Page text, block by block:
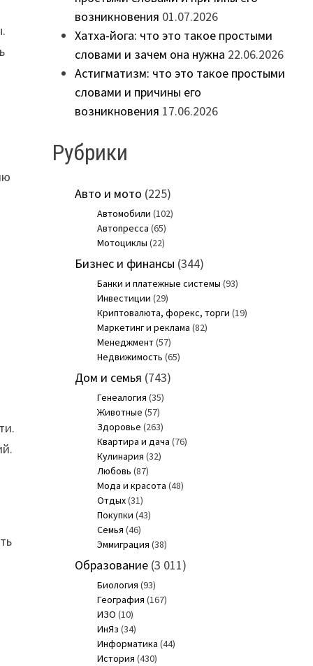
возникновения 01.07.2026
Хатха-йога: что это такое простыми
словами и зачем она нужна 22.06.2026
Астигматизм: что это такое простыми
словами и причины его
возникновения 17.06.2026
Рубрики
Авто и мото (225)
Автомобили (102)
Автопресса (65)
Мотоциклы (22)
Бизнес и финансы (344)
Банки и платежные системы (93)
Инвестиции (29)
Криптовалюта, форекс, торги (19)
Маркетинг и реклама (82)
Менеджмент(57)
Недвижимость (65)
Дом и семья (743)
Генеалогия (35)
Животные (57)
Здоровье (263)
Квартира и дача (76)
Кулинария (32)
Любовь (87)
Мода и красота (48)
Отдых(31)
Покупки (43)
Семья (46)
Эммиграция (38)
Образование(3 011)
Биология (93)
География (167)
ИЗО (10)
ИнЯз (34)
Информатика (44)
История (430)